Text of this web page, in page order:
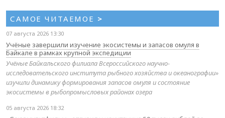
САМОЕ ЧИТАЕМОЕ >
07 августа 2026 13:30
Учёные завершили изучение экосистемы и запасов омуля в
Байкале в рамках крупной экспедиции
Учёные Байкальского филиала Всероссийского научно-
исследовательского института рыбного хозяйства и океанографии»
изучили динамику формирования запасов омуля и состояние
экосистемы в рыбопромысловых районах озера
05 августа 2026 18:32